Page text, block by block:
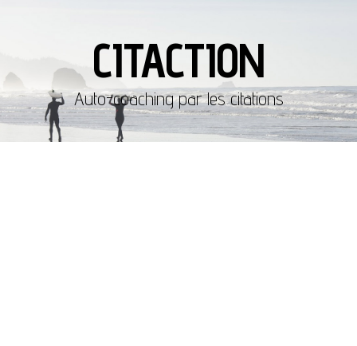
CITACTION
Auto-coaching par les citations